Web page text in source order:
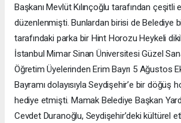
Başkanı Mevlüt Kılınçoğlu tarafından çeşitli
düzenlenmişti. Bunlardan birisi de Belediye
tarafındaki parka bir Hint Horozu Heykeli
İstanbul Mimar Sinan Üniversitesi Güzel
Öğretim Üyelerinden Erim Bayrı 5 Ağustos
Bayramı dolayısıyla Seydişehir’e bir döğüş
hediye etmişti. Mamak Belediye Başkan
Cevdet Duranoğlu, Seydişehir’deki kültürel